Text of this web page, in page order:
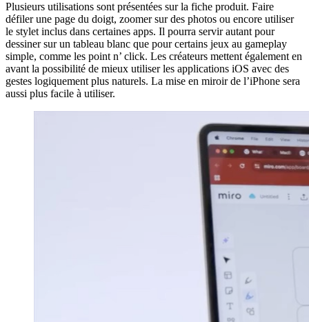
Plusieurs utilisations sont présentées sur la fiche produit. Faire
défiler une page du doigt, zoomer sur des photos ou encore utiliser
le stylet inclus dans certaines apps. Il pourra servir autant pour
dessiner sur un tableau blanc que pour certains jeux au gameplay
simple, comme les point n’ click. Les créateurs mettent également en
avant la possibilité de mieux utiliser les applications iOS avec des
gestes logiquement plus naturels. La mise en miroir de l’iPhone sera
aussi plus facile à utiliser.